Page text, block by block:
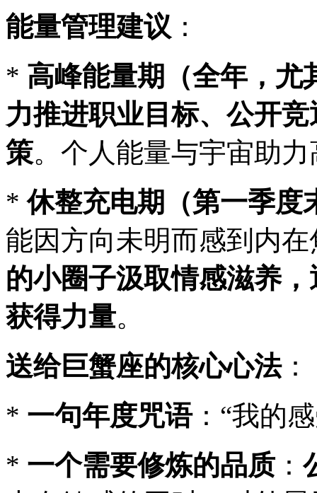
能量管理建议 ：
* 高峰能量期（全年，尤
力推进职业目标、公开
策。个人能量与宇宙助
*休整充电期（第一季度
能因方向未明而感到内在
的小圈子汲取情感滋养
获得力量。
送给巨蟹座的核心心法：
* 一句年度咒语：“我的
* 一个需要修炼的品质：